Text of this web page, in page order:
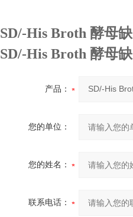
SD/-His Broth 酵母
SD/-His Broth 酵母
产品：
您的单位：
您的姓名：
联系电话：